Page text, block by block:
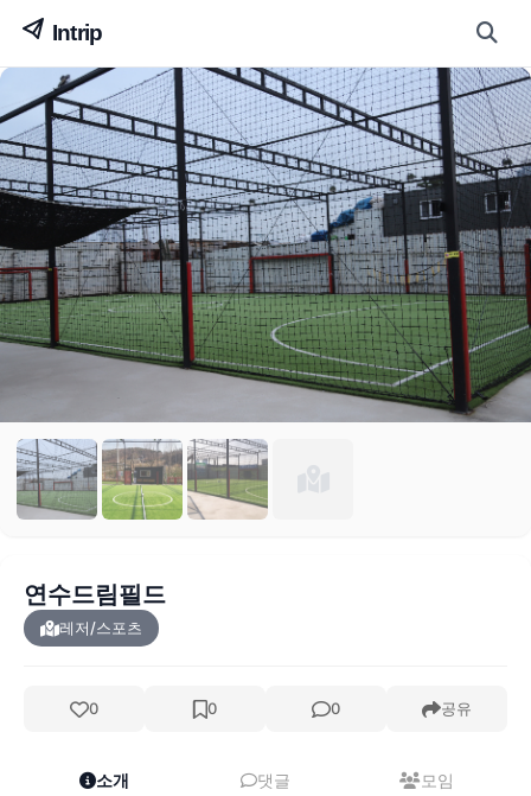
연수드림필드
레저/스포츠
0 0 0 공유
소개 댓글 모임